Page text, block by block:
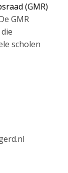
(GMR)
GMR
scholen